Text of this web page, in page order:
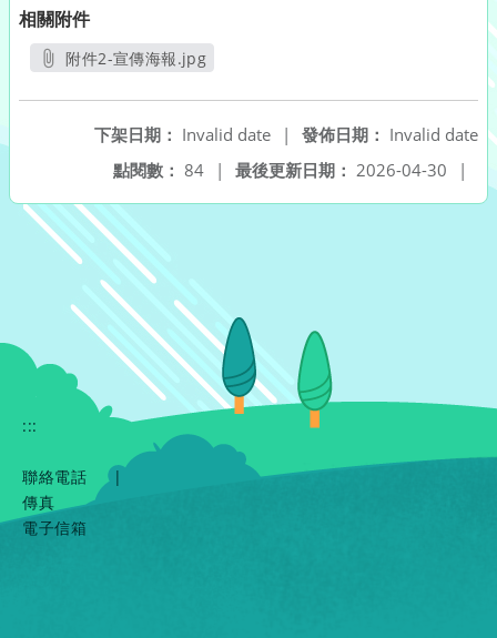
相關附件
附件2-宣傳海報.jpg
發佈日期： Invalid date
下架日期： Invalid date
|
最後更新日期： 2026-04-30 |
點閱數： 84 |
:::
聯絡電話
|
傳真
電子信箱